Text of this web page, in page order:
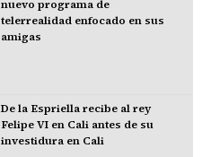
nuevo programa de
telerrealidad enfocado en sus
amigas
De la Espriella recibe al rey
Felipe VI en Cali antes de su
investidura en Cali